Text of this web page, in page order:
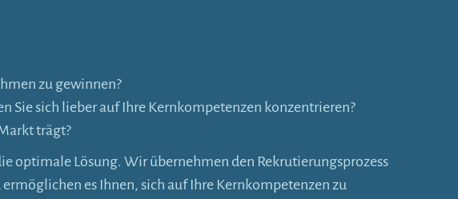
zu gewinnen?
Sie sich lieber auf Ihre Kernkompetenzen konzentrieren?
trägt?
optimale Lösung. Wir übernehmen den Rekrutierungsprozess
es Ihnen, sich auf Ihre Kernkompetenzen zu